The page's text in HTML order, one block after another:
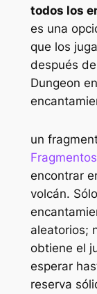
todos los
es una
que los
después
Dungeon
un
encontrar
volcán.
aleatorios;
obtiene el
esperar
reserva